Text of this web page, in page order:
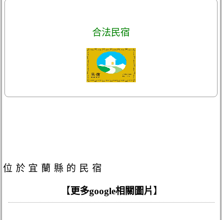
合法民宿
位於宜蘭縣的民宿
【 更多google相關圖片 】